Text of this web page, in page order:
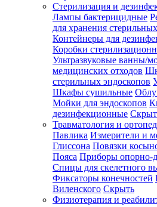
Стерилизация и
Лампы бактерицидные
для хранения
Контейнеры для
Коробки
Ультразвуковые ванны/
медицинских отходов
стерильных эндоскопов
Шкафы сушильные
Мойки для эндоскопов
дезинфекционные
Травматология и
Павлика Измерители и
Глиссона Повязки
Пояса Приборы опорно-
Спицы для скелетного
Фиксаторы конечностей
Виленского Скрыть
Физиотерапия и